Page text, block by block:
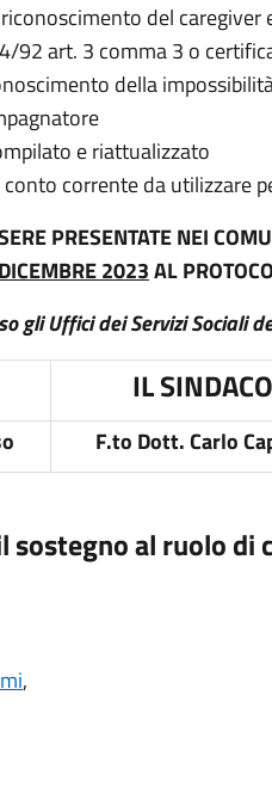
del caregiver
92 art. 3 comma 3 o
della
e riattualizzato
corrente da utilizzare
PRESENTATE NEI
2023AL
gli Uffici dei Servizi Sociali
IL SINDACO
F.to Dott. Carlo
sostegno al ruolo di
,